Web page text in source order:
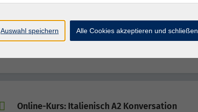
Online-Kurs: Italienisch A2 Konversation
Auswahl speichern Alle Cookies akzeptieren und schließen